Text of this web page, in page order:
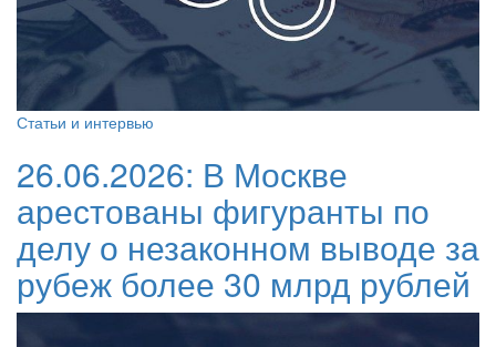
Статьи и интервью
26.06.2026: В Москве
арестованы фигуранты по
делу о незаконном выводе за
рубеж более 30 млрд рублей